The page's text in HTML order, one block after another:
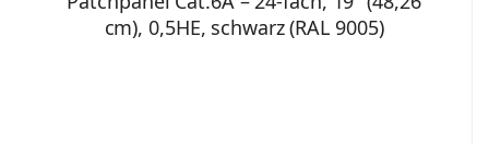
cm), 0,5HE, schwarz (RAL 9005)